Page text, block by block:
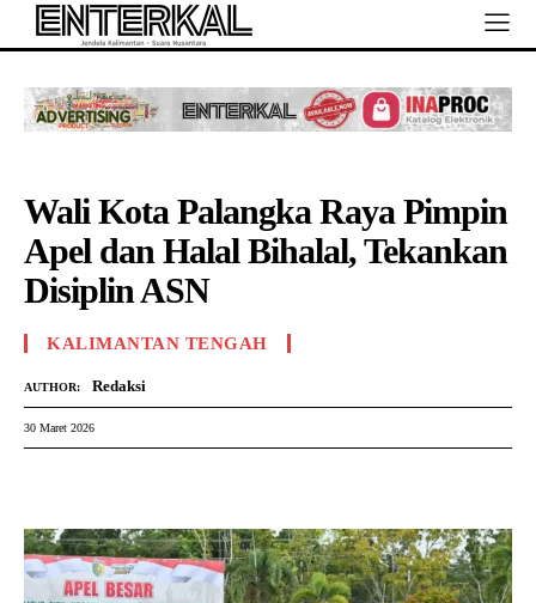
Wali Kota Palangka Raya Pimpin
Apel dan Halal Bihalal, Tekankan
Disiplin ASN
KALIMANTAN TENGAH
AUTHOR: Redaksi
30 Maret 2026